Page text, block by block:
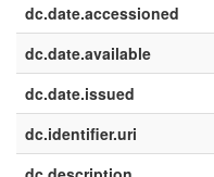
dc.date.accessioned
dc.date.available
dc.date.issued
dc.identifier.uri